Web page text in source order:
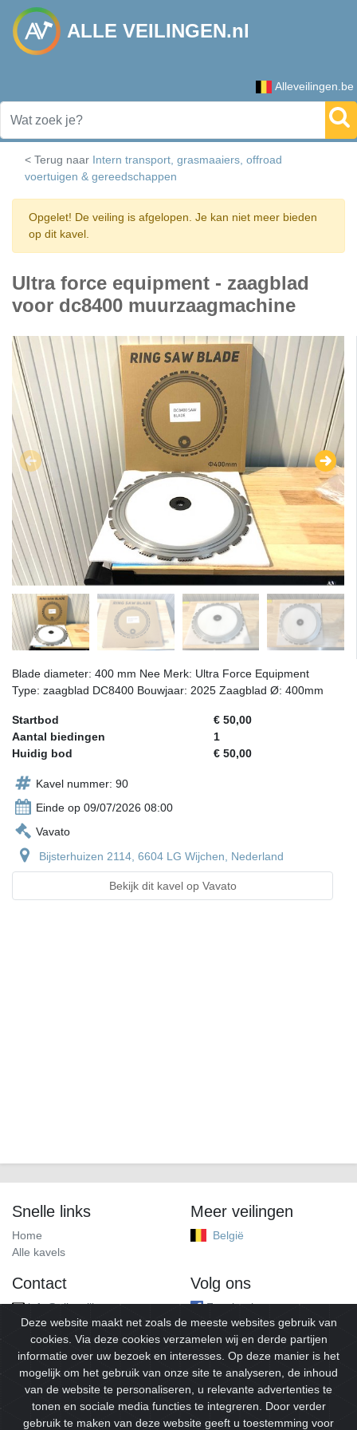
ALLE VEILINGEN.nl
Alleveilingen.be
< Terug naar Intern transport, grasmaaiers, offroad
voertuigen & gereedschappen
Opgelet! De veiling is afgelopen. Je kan niet meer bieden
op dit kavel.
Ultra force equipment - zaagblad
voor dc8400 muurzaagmachine
Blade diameter: 400 mm Nee Merk: Ultra Force Equipment
Type: zaagblad DC8400 Bouwjaar: 2025 Zaagblad Ø: 400mm
Startbod
€ 50,00
Aantal biedingen
1
Huidig bod
€ 50,00
Kavel nummer: 90
Einde op 09/07/2026 08:00
Vavato
Bijsterhuizen 2114, 6604 LG Wijchen, Nederland
Bekijk dit kavel op Vavato
Snelle links
Home
Alle kavels
Meer veilingen
België
Contact
info@alleveilingen.net
Volg ons
Facebook
© 2026Alleveilingen.Alle rechten voorbehouden.
Deze website maakt net zoals de meeste websites gebruik van
cookies. Via deze cookies verzamelen wij en derde partijen
informatie over uw bezoek en interesses. Op deze manier is het
mogelijk om het gebruik van onze site te analyseren, de inhoud
van de website te personaliseren, u relevante advertenties te
tonen en sociale media functies te integreren. Door verder
gebruik te maken van deze website geeft u toestemming voor